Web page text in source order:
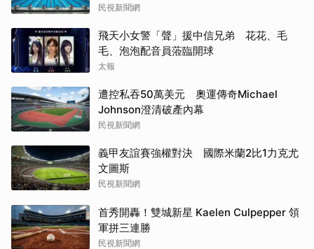
民視新聞網
飛天小女警「聲」援中信兄弟 花花、毛
毛、泡泡配音員蒞臨開球
太報
遭控私吞50萬美元 奧運傳奇Michael
Johnson澄清破產內幕
民視新聞網
義甲友誼賽強權對決 國際米蘭2比1力克尤
文圖斯
民視新聞網
首秀開轟！雙城新星 Kaelen Culpepper 領
軍拼三連勝
民視新聞網